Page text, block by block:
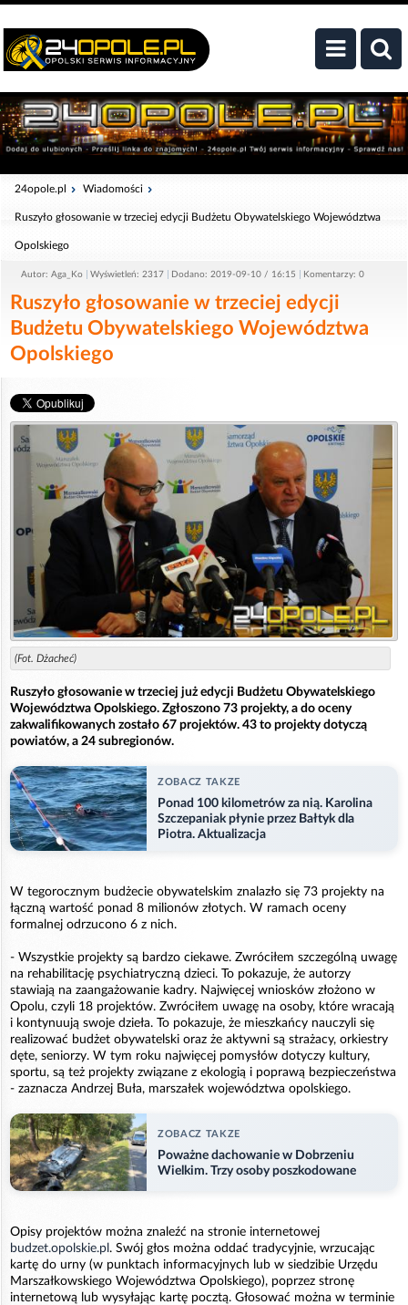
24opole.pl Wiadomości
Ruszyło głosowanie w trzeciej edycji Budżetu Obywatelskiego Województwa
Opolskiego
Autor: Aga_Ko Wyświetleń: 2317 Dodano: 2019-09-10 / 16:15 Komentarzy: 0
Ruszyło głosowanie w trzeciej edycji
Budżetu Obywatelskiego Województwa
Opolskiego
(Fot. Dżacheć)
Ruszyło głosowanie w trzeciej już edycji Budżetu Obywatelskiego
Województwa Opolskiego. Zgłoszono 73 projekty, a do oceny
zakwalifikowanych zostało 67 projektów. 43 to projekty dotyczą
powiatów, a 24 subregionów.
ZOBACZ TAKZE
Ponad 100 kilometrów za nią. Karolina
Szczepaniak płynie przez Bałtyk dla
Piotra. Aktualizacja
W tegorocznym budżecie obywatelskim znalazło się 73 projekty na
łączną wartość ponad 8 milionów złotych. W ramach oceny
formalnej odrzucono 6 z nich.
- Wszystkie projekty są bardzo ciekawe. Zwróciłem szczególną uwagę
na rehabilitację psychiatryczną dzieci. To pokazuje, że autorzy
stawiają na zaangażowanie kadry. Najwięcej wniosków złożono w
Opolu, czyli 18 projektów. Zwróciłem uwagę na osoby, które wracają
i kontynuują swoje dzieła. To pokazuje, że mieszkańcy nauczyli się
realizować budżet obywatelski oraz że aktywni są strażacy, orkiestry
dęte, seniorzy. W tym roku najwięcej pomysłów dotyczy kultury,
sportu, są też projekty związane z ekologią i poprawą bezpieczeństwa
- zaznacza Andrzej Buła, marszałek województwa opolskiego.
ZOBACZ TAKZE
Poważne dachowanie w Dobrzeniu
Wielkim. Trzy osoby poszkodowane
Opisy projektów można znaleźć na stronie internetowej
budzet.opolskie.pl . Swój głos można oddać tradycyjnie, wrzucając
kartę do urny (w punktach informacyjnych lub w siedzibie Urzędu
Marszałkowskiego Województwa Opolskiego), poprzez stronę
internetową lub wysyłając kartę pocztą. Głosować można w terminie